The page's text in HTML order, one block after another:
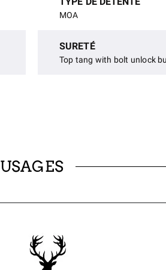
MOA
SURETÉ
Top tang with bolt unlock
USAGES